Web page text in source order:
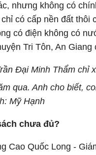
nhưng không có
có cấp nền đất thôi
có điện không có
Tri Tôn, An Giang
Đại Minh Thẩm chỉ
qua. Anh cho biết,
Mỹ Hạnh
chưa đủ?
Cao Quốc Long -